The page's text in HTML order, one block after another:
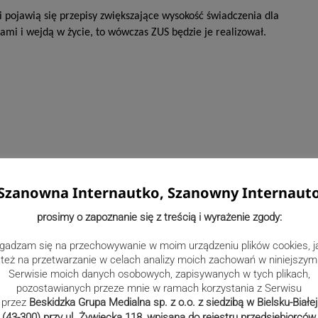
się przepisy zwiększające wysokość świadczenia dla
i wejdą w życie, to wówczas ZUS będzie je realizował.
Internautko, Szanowny
prosimy o zapoznanie się z treścią i wyrażenie zgody:
się na przechowywanie w moim urządzeniu plików cookies,
też na przetwarzanie w celach analizy moich zachowań w niniejszym
Serwisie moich danych osobowych, zapisywanych w tych plikach,
pozostawianych przeze mnie w ramach korzystania z Serwisu
przez Beskidzka Grupa Medialna sp. z o.o. z siedzibą w Bielsku-Białej